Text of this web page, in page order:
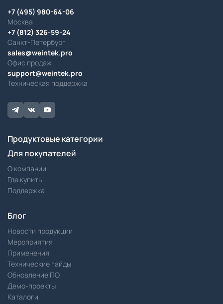
Москва
+7 (495) 980-64-06
Офис продаж
sales@weintek.pro
Санкт-Петербург
+7 (812) 326-59-24
Техническая поддержка
support@weintek.pro
Продуктовые категории
Для покупателей
О компании
Где купить
Поддержка
Блог
Новости продукции
Мероприятия
Применения
Технические гайды
Обновление ПО
Демо-проекты
Каталоги